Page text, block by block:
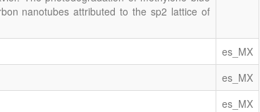
nanotubes attributed to the sp2 lattice of
es_MX
es_MX
es_MX